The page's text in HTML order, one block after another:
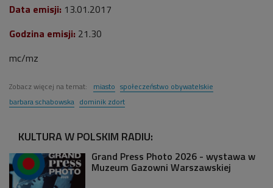
Data emisji: 13.01.2017
Godzina emisji: 21.30
mc/mz
Zobacz więcej na temat: miasto społeczeństwo obywatelskie
barbara schabowska dominik zdort
KULTURA W POLSKIM RADIU:
Grand Press Photo 2026 - wystawa w
Muzeum Gazowni Warszawskiej